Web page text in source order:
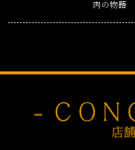
肉の物語